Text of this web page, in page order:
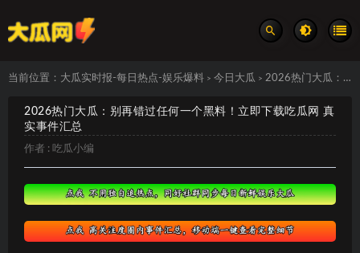
当前位置： 大瓜实时报-每日热点-娱乐爆料 > 今日大瓜 > 2026热门大瓜：别再错过任何一个黑料！立即下载吃瓜网 真实事件汇总
2026热门大瓜：别再错过任何一个黑料！立即下载吃瓜网 真
实事件汇总
作者 : 吃瓜小编